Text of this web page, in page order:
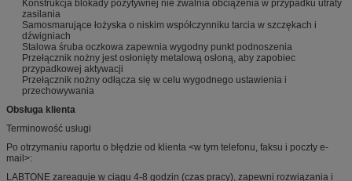
Konstrukcja blokady pozytywnej nie zwalnia obciążenia w przypadku utraty
zasilania
Samosmarujące łożyska o niskim współczynniku tarcia w szczękach i
dźwigniach
Stalowa śruba oczkowa zapewnia wygodny punkt podnoszenia
Przełącznik nożny jest osłonięty metalową osłoną, aby zapobiec
przypadkowej aktywacji
Przełącznik nożny odłącza się w celu wygodnego ustawienia i
przechowywania
Obsługa klienta
Terminowość usługi
Po otrzymaniu raportu o błędzie od klienta <w tym telefonu, faksu i poczty e-
mail>:
LABTONE zareaguje w ciągu 4-8 godzin (czas pracy), zapewni rozwiązania i